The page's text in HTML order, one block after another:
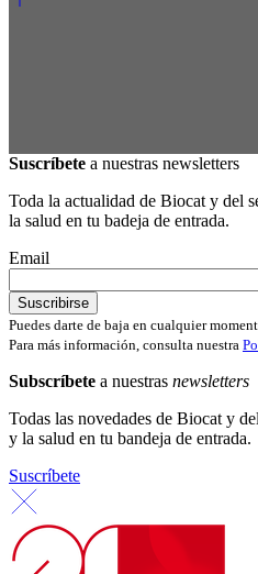
Suscríbete a nuestras newsletters
Toda la actualidad de Biocat y del
la salud en tu badeja de entrada.
Email
Puedes darte de baja en cualquier
Para más información, consulta nuestra
Subscríbete a nuestras newsletters
Todas las novedades de Biocat y
y la salud en tu bandeja de entrada.
Suscríbete